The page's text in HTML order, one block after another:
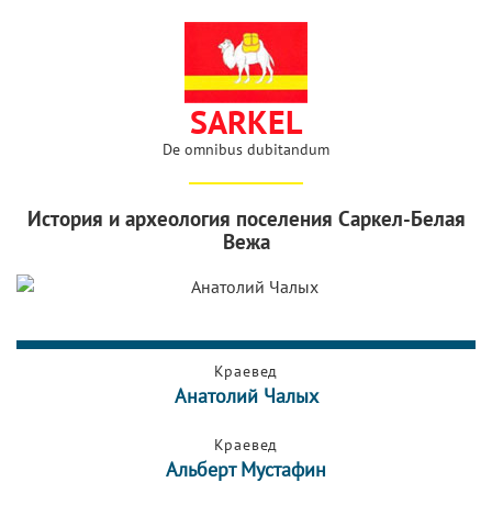
SARKEL
De omnibus dubitandum
История и археология поселения Саркел-Белая
Вежа
Краевед
Анатолий Чалых
Краевед
Альберт Мустафин